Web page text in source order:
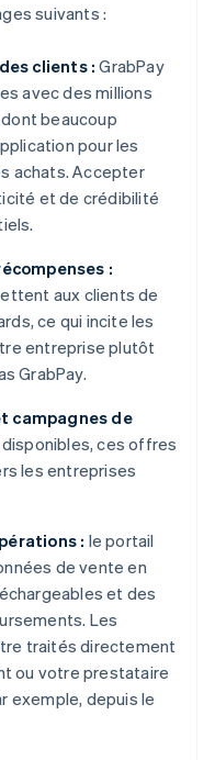
suivants :
clients : GrabPay
avec des millions
beaucoup
pour les
achats. Accepter
et de crédibilité
:
aux clients de
ce qui incite les
entreprise plutôt
GrabPay.
campagnes de
ces offres
les entreprises
: le portail
de vente en
et des
Les
traités directement
ou votre prestataire
exemple, depuis le